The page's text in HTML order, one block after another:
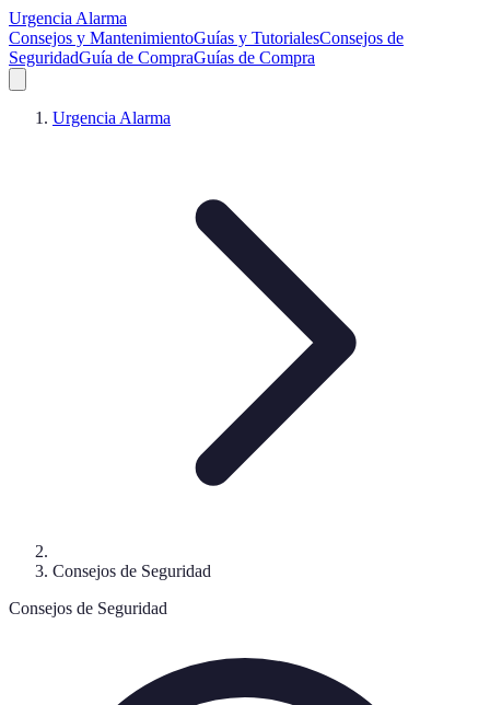
Urgencia Alarma
Consejos y MantenimientoGuías y TutorialesConsejos de
SeguridadGuía de CompraGuías de Compra
Urgencia Alarma
Consejos de Seguridad
Consejos de Seguridad